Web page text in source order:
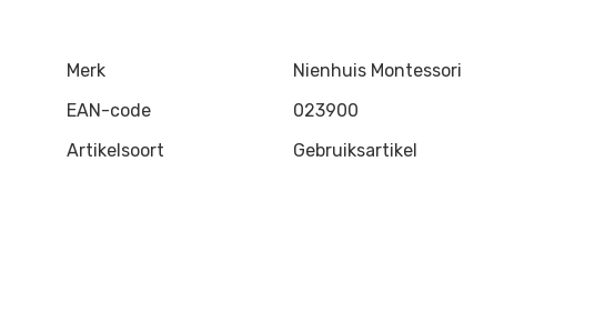
Merk
Nienhuis Montessori
EAN-code
023900
Artikelsoort
Gebruiksartikel